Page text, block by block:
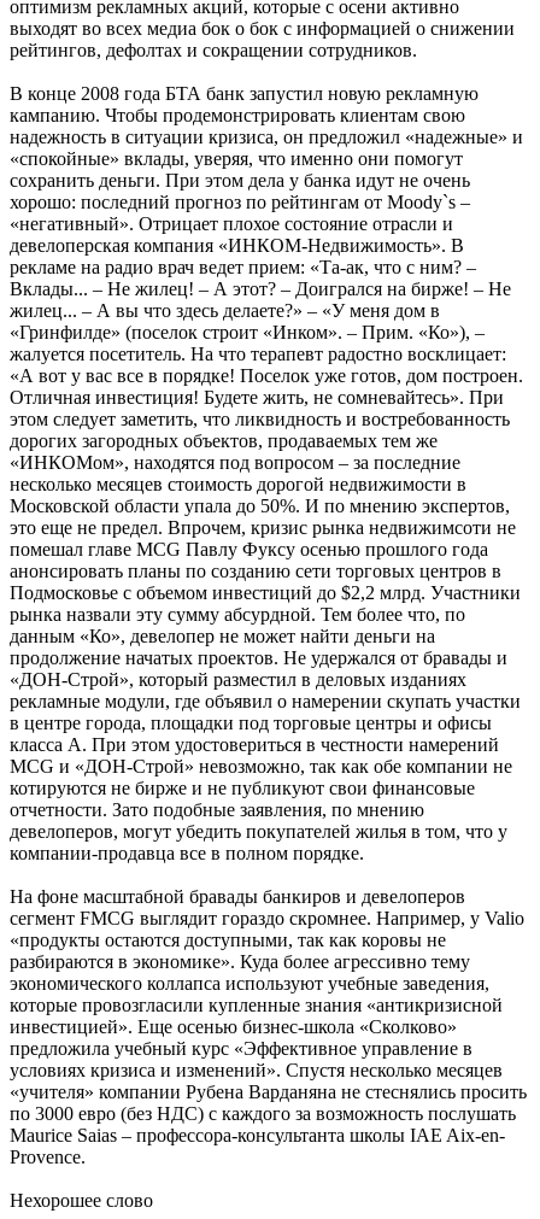
оптимизм рекламных акций, которые с осени активно
выходят во всех медиа бок о бок с информацией о снижении
рейтингов, дефолтах и сокращении сотрудников.
В конце 2008 года БТА банк запустил новую рекламную
кампанию. Чтобы продемонстрировать клиентам свою
надежность в ситуации кризиса, он предложил «надежные» и
«спокойные» вклады, уверяя, что именно они помогут
сохранить деньги. При этом дела у банка идут не очень
хорошо: последний прогноз по рейтингам от Moody`s –
«негативный». Отрицает плохое состояние отрасли и
девелоперская компания «ИНКОМ-Недвижимость». В
рекламе на радио врач ведет прием: «Та-ак, что с ним? –
Вклады... – Не жилец! – А этот? – Доигрался на бирже! – Не
жилец... – А вы что здесь делаете?» – «У меня дом в
«Гринфилде» (поселок строит «Инком». – Прим. «Ко»), –
жалуется посетитель. На что терапевт радостно восклицает:
«А вот у вас все в порядке! Поселок уже готов, дом построен.
Отличная инвестиция! Будете жить, не сомневайтесь». При
этом следует заметить, что ликвидность и востребованность
дорогих загородных объектов, продаваемых тем же
«ИНКОМом», находятся под вопросом – за последние
несколько месяцев стоимость дорогой недвижимости в
Московской области упала до 50%. И по мнению экспертов,
это еще не предел. Впрочем, кризис рынка недвижимсоти не
помешал главе MCG Павлу Фуксу осенью прошлого года
анонсировать планы по созданию сети торговых центров в
Подмосковье с объемом инвестиций до $2,2 млрд. Участники
рынка назвали эту сумму абсурдной. Тем более что, по
данным «Ко», девелопер не может найти деньги на
продолжение начатых проектов. Не удержался от бравады и
«ДОН-Строй», который разместил в деловых изданиях
рекламные модули, где объявил о намерении скупать участки
в центре города, площадки под торговые центры и офисы
класса А. При этом удостовериться в честности намерений
MCG и «ДОН-Строй» невозможно, так как обе компании не
котируются не бирже и не публикуют свои финансовые
отчетности. Зато подобные заявления, по мнению
девелоперов, могут убедить покупателей жилья в том, что у
компании-продавца все в полном порядке.
На фоне масштабной бравады банкиров и девелоперов
сегмент FMCG выглядит гораздо скромнее. Например, у Valio
«продукты остаются доступными, так как коровы не
разбираются в экономике». Куда более агрессивно тему
экономического коллапса используют учебные заведения,
которые провозгласили купленные знания «антикризисной
инвестицией». Еще осенью бизнес-школа «Сколково»
предложила учебный курс «Эффективное управление в
условиях кризиса и изменений». Спустя несколько месяцев
«учителя» компании Рубена Варданяна не стеснялись просить
по 3000 евро (без НДС) с каждого за возможность послушать
Maurice Saias – профессора-консультанта школы IAE Aix-en-
Provence.
Нехорошее слово